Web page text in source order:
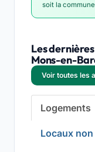
soit la
Les
Mons-en-
Voir toutes les
Logements
Locaux